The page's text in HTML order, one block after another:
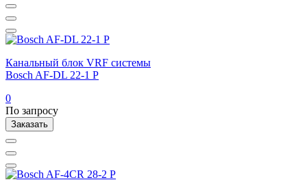
Канальный блок VRF системы
Bosch AF-DL 22-1 P
0
По запросу
Заказать